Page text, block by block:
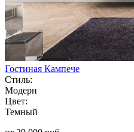
Гостиная Кампече
Стиль:
Модерн
Цвет:
Темный